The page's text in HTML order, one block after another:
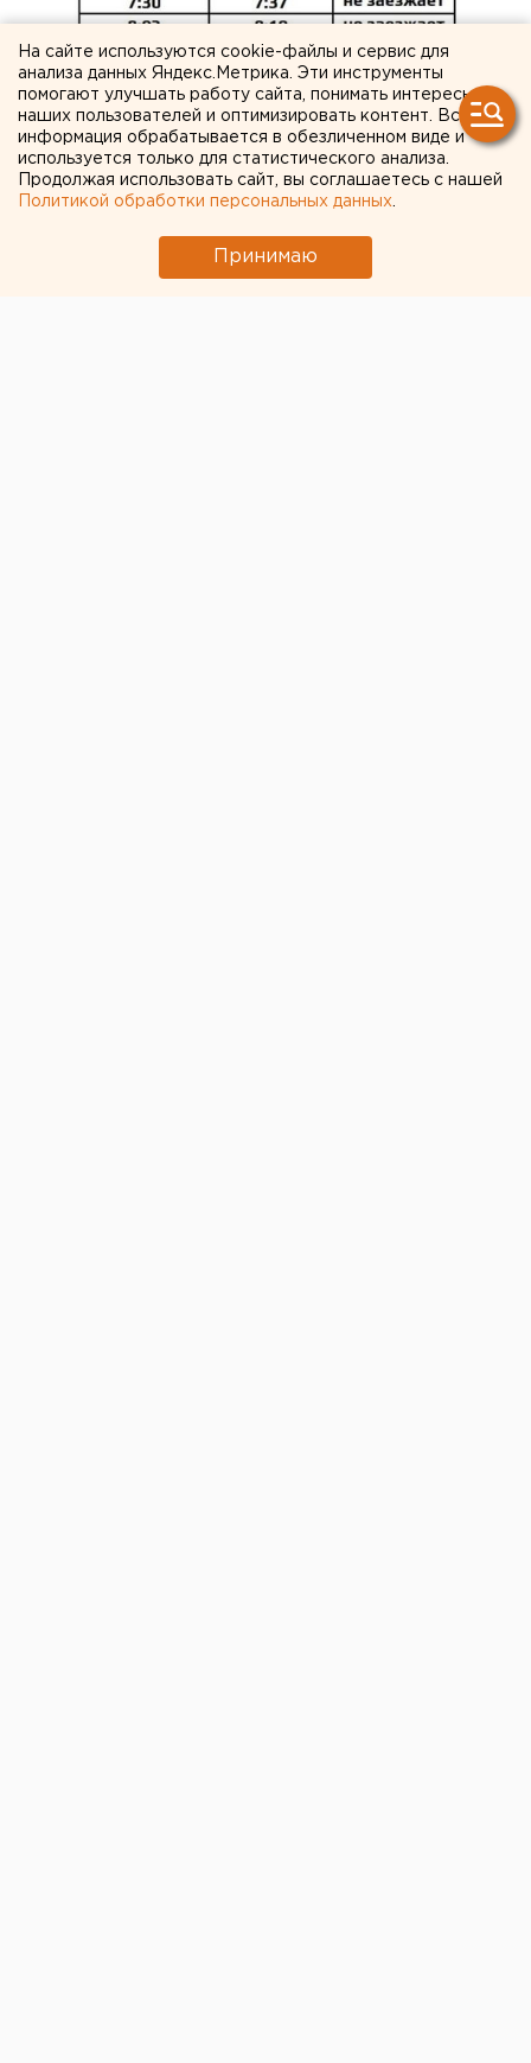
На сайте используются cookie-файлы и сервис для
анализа данных Яндекс.Метрика. Эти инструменты
помогают улучшать работу сайта, понимать интересы
наших пользователей и оптимизировать контент. Вся
информация обрабатывается в обезличенном виде и
используется только для статистического анализа.
Продолжая использовать сайт, вы соглашаетесь с нашей
Политикой обработки персональных данных
Принимаю